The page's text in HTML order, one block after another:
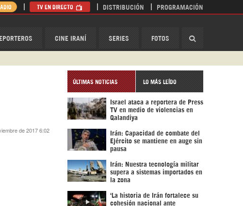
CINE IRANÍ SERIES FOTOS
TV EN DIRECTO DISTRIBUCIÓN PROGRAMACIÓN
de 2017 6:02
ÚLTIMAS NOTICIAS LO MÁS LEÍDO
Israel ataca a reportera de Press
TV en medio de violencias en
Qalandiya
Irán: Capacidad de combate del
Ejército se mantiene en auge sin
pausa
Irán: Nuestra tecnología militar
supera a sistemas importados en
la zona
‘La historia de Irán fortalece su
cohesión nacional ante